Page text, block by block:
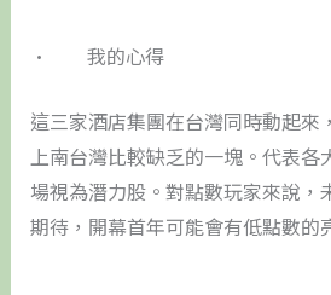
• 我的心得
這三家酒店集團在台灣同時動起來
上南台灣比較缺乏的一塊。代表各
場視為潛力股。對點數玩家來說，
期待，開幕首年可能會有低點數的